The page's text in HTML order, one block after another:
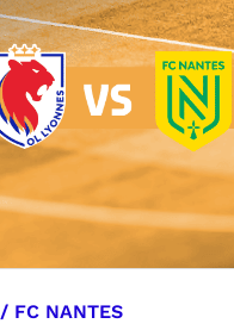
FC NANTES